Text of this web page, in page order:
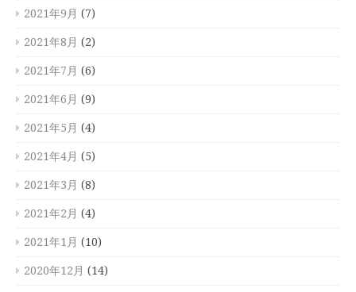
2021年9月 (7)
2021年8月 (2)
2021年7月 (6)
2021年6月 (9)
2021年5月 (4)
2021年4月 (5)
2021年3月 (8)
2021年2月 (4)
2021年1月 (10)
2020年12月 (14)